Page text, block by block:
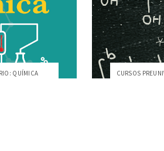
QUÍMICA CURSOS